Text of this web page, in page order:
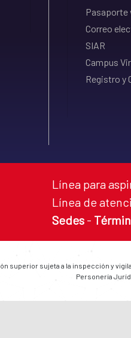
Pasaporte
Correo
SIAR
Campus
Registro y
Línea para
Línea de
Sedes -
superior sujeta a la inspección y
Personería